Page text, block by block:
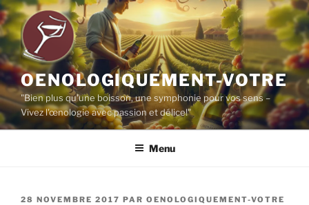
Aller
au
contenu
principal
OENOLOGIQUEMENT-VOTRE
"Bien plus qu'une boisson, une symphonie pour vos sens –
Vivez l'œnologie avec passion et délice!"
Menu
PUBLIÉ
28 NOVEMBRE 2017 PAR OENOLOGIQUEMENT-VOTRE